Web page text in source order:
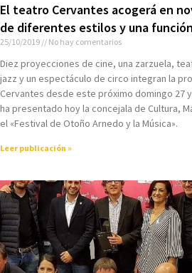
El teatro Cervantes acogerá en
de diferentes estilos y una
25/10/2019 No hay comentarios
Diez proyecciones de cine, una zarzuela,
jazz y un espectáculo de circo integran la
Cervantes desde este próximo domingo 27
ha presentado hoy la concejala de Cultura,
el «Festival de Otoño Arnedo y la Música».
Leer publicación »